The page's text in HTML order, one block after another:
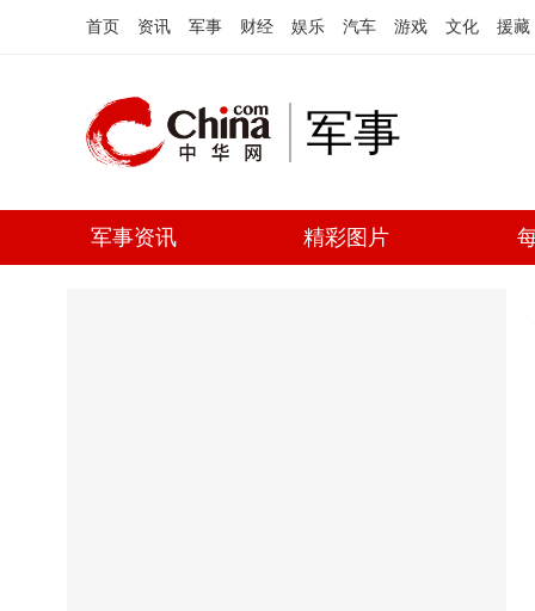
首页 资讯 军事 财经 娱乐 汽车 游戏 文化 援藏
军事
军事资讯 精彩图片